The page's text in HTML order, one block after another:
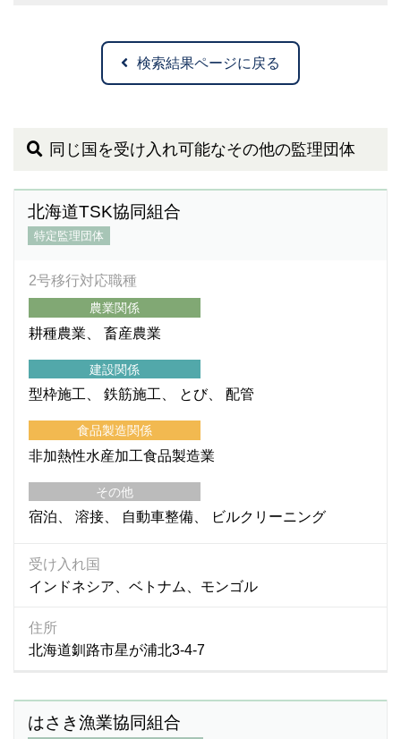
検索結果ページに戻る
同じ国を受け入れ可能なその他の監理団体
北海道TSK協同組合
特定監理団体
2号移行対応職種
農業関係
耕種農業 畜産農業
建設関係
型枠施工 鉄筋施工 とび 配管
食品製造関係
非加熱性水産加工食品製造業
その他
宿泊 溶接 自動車整備 ビルクリーニング
受け入れ国
インドネシア、ベトナム、モンゴル
住所
北海道釧路市星が浦北3-4-7
はさき漁業協同組合